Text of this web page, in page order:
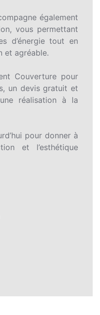
également
vous permettant
d’énergie tout en
et agréable.
Couverture pour
un devis gratuit et
réalisation à la
pour donner à
et l’esthétique